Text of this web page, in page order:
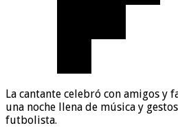
La cantante celebró con amigos y
una noche llena de música y
futbolista.